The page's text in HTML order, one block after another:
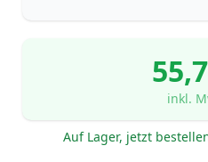
inkl.
Auf Lager, jetzt